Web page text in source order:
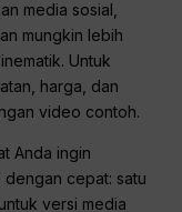
media sosial,
mungkin lebih
Untuk
harga, dan
video contoh.
Anda ingin
cepat: satu
versi media